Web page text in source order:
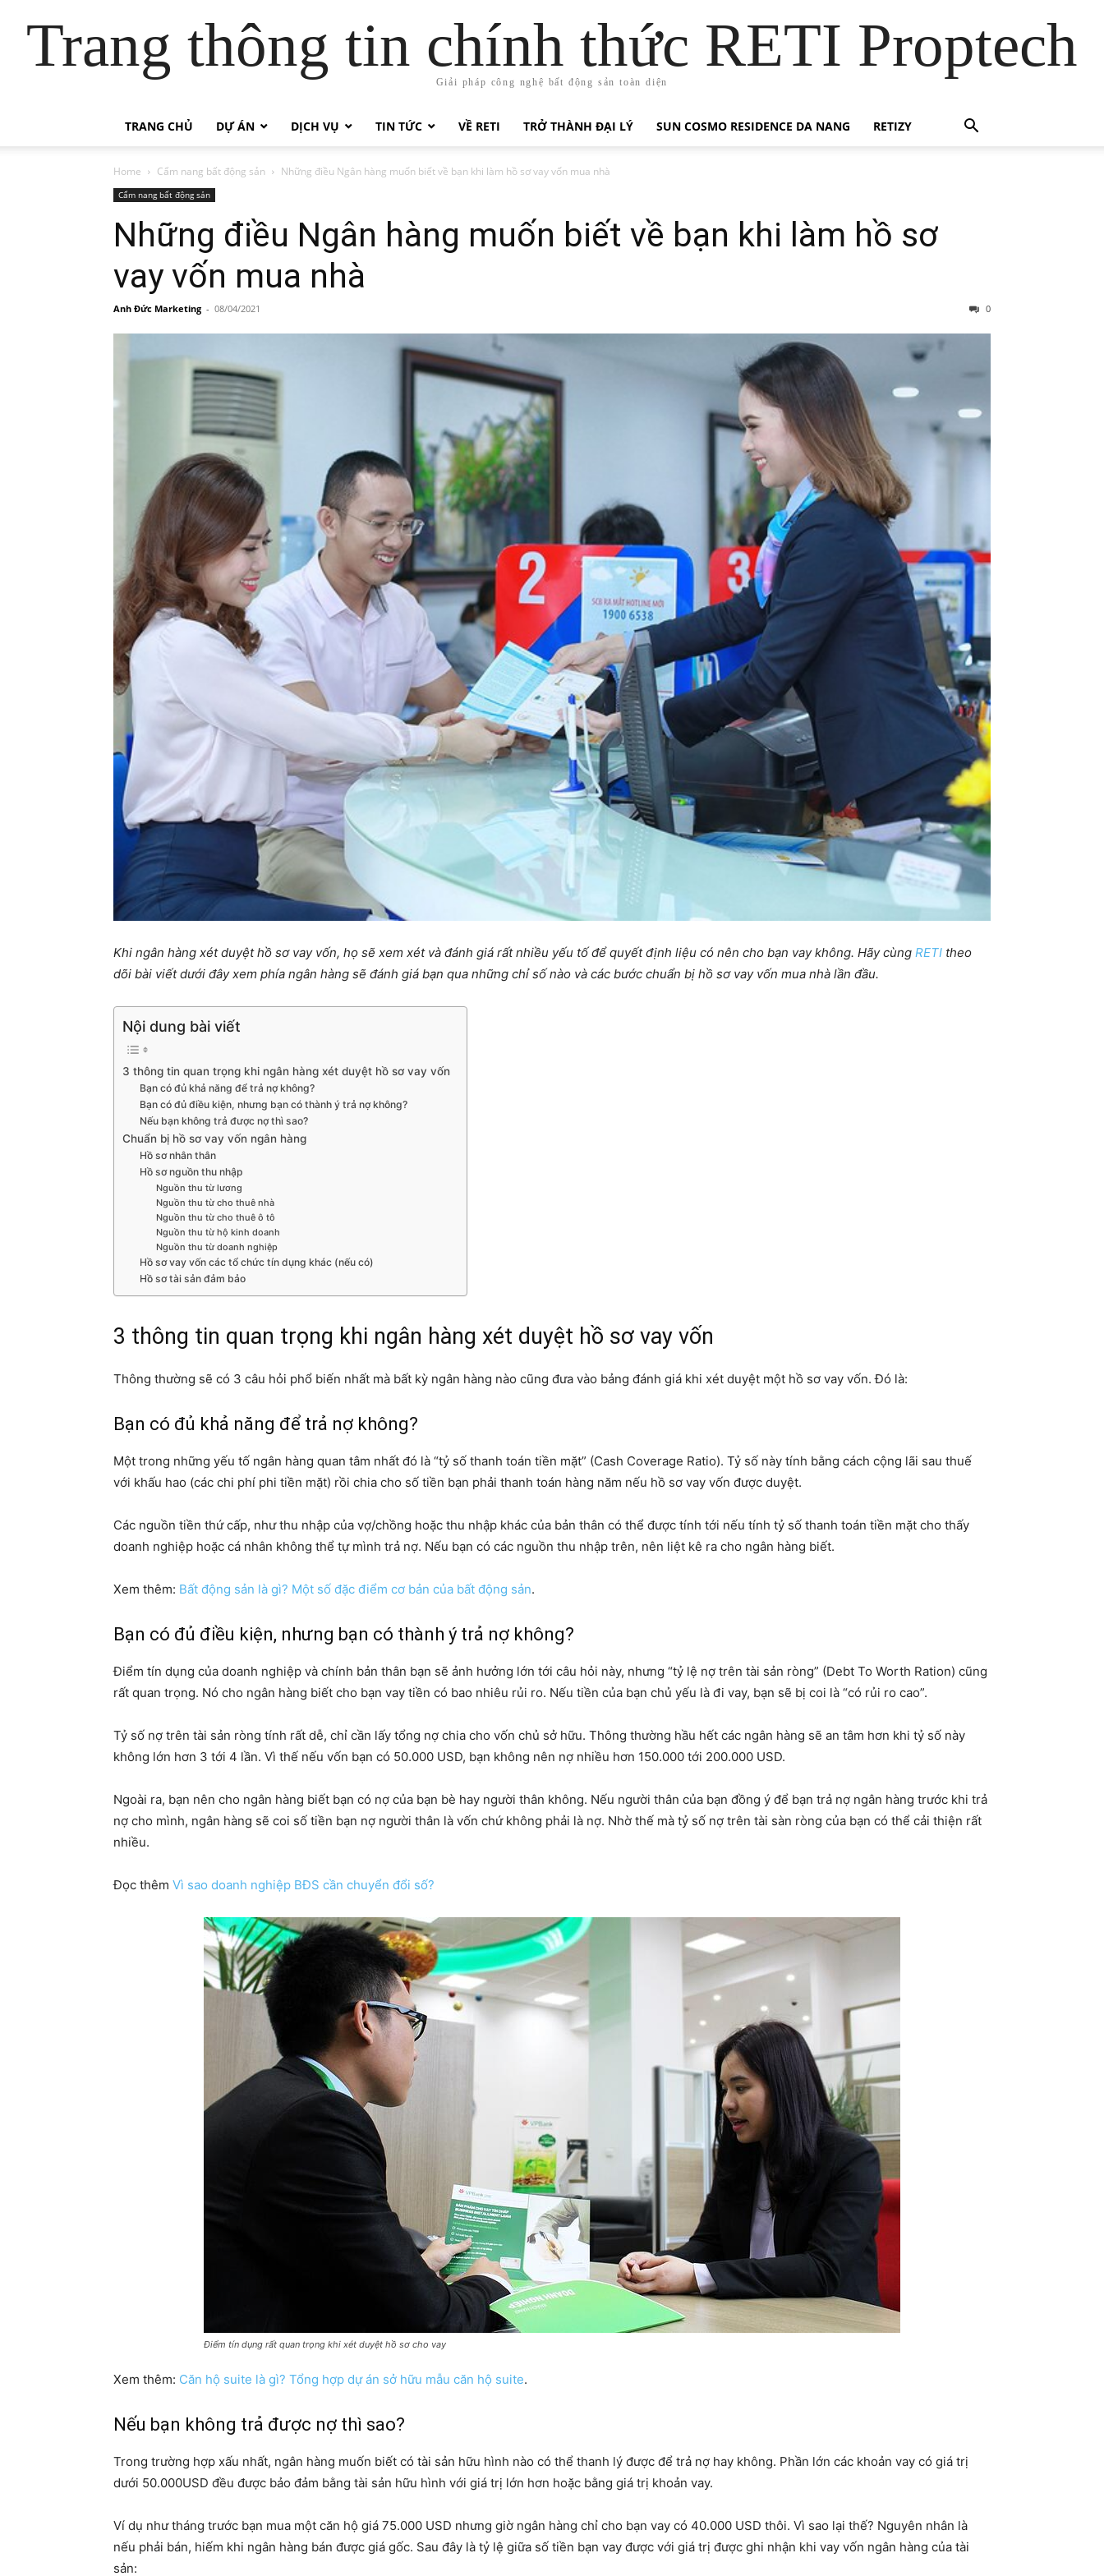
Trang thông tin chính thức RETI Proptech
Giải pháp công nghệ bất động sản toàn diện
TRANG CHỦ DỰ ÁN DỊCH VỤ TIN TỨC VỀ RETI TRỞ THÀNH ĐẠI LÝ SUN COSMO RESIDENCE DA NANG RETIZY
Home Cẩm nang bất động sản Những điều Ngân hàng muốn biết về bạn khi làm hồ sơ vay vốn mua nhà
Cẩm nang bất động sản
Những điều Ngân hàng muốn biết về bạn khi làm hồ sơ
vay vốn mua nhà
Anh Đức Marketing - 08/04/2021 0
Khi ngân hàng xét duyệt hồ sơ vay vốn, họ sẽ xem xét và đánh giá rất nhiều yếu tố để quyết định liệu có nên cho bạn vay không. Hãy cùng RETI theo
dõi bài viết dưới đây xem phía ngân hàng sẽ đánh giá bạn qua những chỉ số nào và các bước chuẩn bị hồ sơ vay vốn mua nhà lần đầu.
Nội dung bài viết
3 thông tin quan trọng khi ngân hàng xét duyệt hồ sơ vay vốn
Bạn có đủ khả năng để trả nợ không?
Bạn có đủ điều kiện, nhưng bạn có thành ý trả nợ không?
Nếu bạn không trả được nợ thì sao?
Chuẩn bị hồ sơ vay vốn ngân hàng
Hồ sơ nhân thân
Hồ sơ nguồn thu nhập
Nguồn thu từ lương
Nguồn thu từ cho thuê nhà
Nguồn thu từ cho thuê ô tô
Nguồn thu từ hộ kinh doanh
Nguồn thu từ doanh nghiệp
Hồ sơ vay vốn các tổ chức tín dụng khác (nếu có)
Hồ sơ tài sản đảm bảo
3 thông tin quan trọng khi ngân hàng xét duyệt hồ sơ vay vốn
Thông thường sẽ có 3 câu hỏi phổ biến nhất mà bất kỳ ngân hàng nào cũng đưa vào bảng đánh giá khi xét duyệt một hồ sơ vay vốn. Đó là:
Bạn có đủ khả năng để trả nợ không?
Một trong những yếu tố ngân hàng quan tâm nhất đó là “tỷ số thanh toán tiền mặt” (Cash Coverage Ratio). Tỷ số này tính bằng cách cộng lãi sau thuế
với khấu hao (các chi phí phi tiền mặt) rồi chia cho số tiền bạn phải thanh toán hàng năm nếu hồ sơ vay vốn được duyệt.
Các nguồn tiền thứ cấp, như thu nhập của vợ/chồng hoặc thu nhập khác của bản thân có thể được tính tới nếu tính tỷ số thanh toán tiền mặt cho thấy
doanh nghiệp hoặc cá nhân không thể tự mình trả nợ. Nếu bạn có các nguồn thu nhập trên, nên liệt kê ra cho ngân hàng biết.
Xem thêm: Bất động sản là gì? Một số đặc điểm cơ bản của bất động sản.
Bạn có đủ điều kiện, nhưng bạn có thành ý trả nợ không?
Điểm tín dụng của doanh nghiệp và chính bản thân bạn sẽ ảnh hưởng lớn tới câu hỏi này, nhưng “tỷ lệ nợ trên tài sản ròng” (Debt To Worth Ration) cũng
rất quan trọng. Nó cho ngân hàng biết cho bạn vay tiền có bao nhiêu rủi ro. Nếu tiền của bạn chủ yếu là đi vay, bạn sẽ bị coi là “có rủi ro cao”.
Tỷ số nợ trên tài sản ròng tính rất dễ, chỉ cần lấy tổng nợ chia cho vốn chủ sở hữu. Thông thường hầu hết các ngân hàng sẽ an tâm hơn khi tỷ số này
không lớn hơn 3 tới 4 lần. Vì thế nếu vốn bạn có 50.000 USD, bạn không nên nợ nhiều hơn 150.000 tới 200.000 USD.
Ngoài ra, bạn nên cho ngân hàng biết bạn có nợ của bạn bè hay người thân không. Nếu người thân của bạn đồng ý để bạn trả nợ ngân hàng trước khi trả
nợ cho mình, ngân hàng sẽ coi số tiền bạn nợ người thân là vốn chứ không phải là nợ. Nhờ thế mà tỷ số nợ trên tài sàn ròng của bạn có thể cải thiện rất
nhiều.
Đọc thêm Vì sao doanh nghiệp BĐS cần chuyển đổi số?
Điểm tín dụng rất quan trọng khi xét duyệt hồ sơ cho vay
Xem thêm: Căn hộ suite là gì? Tổng hợp dự án sở hữu mẫu căn hộ suite.
Nếu bạn không trả được nợ thì sao?
Trong trường hợp xấu nhất, ngân hàng muốn biết có tài sản hữu hình nào có thể thanh lý được để trả nợ hay không. Phần lớn các khoản vay có giá trị
dưới 50.000USD đều được bảo đảm bằng tài sản hữu hình với giá trị lớn hơn hoặc bằng giá trị khoản vay.
Ví dụ như tháng trước bạn mua một căn hộ giá 75.000 USD nhưng giờ ngân hàng chỉ cho bạn vay có 40.000 USD thôi. Vì sao lại thế? Nguyên nhân là
nếu phải bán, hiếm khi ngân hàng bán được giá gốc. Sau đây là tỷ lệ giữa số tiền bạn vay được với giá trị được ghi nhận khi vay vốn ngân hàng của tài
sản: